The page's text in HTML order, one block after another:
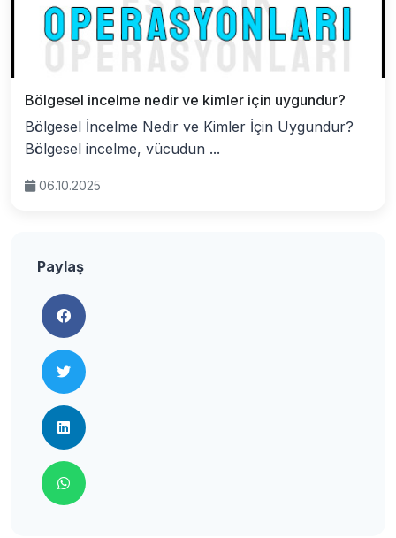
Bölgesel incelme nedir ve kimler için uygundur?
Bölgesel İncelme Nedir ve Kimler İçin Uygundur?
Bölgesel incelme, vücudun ...
06.10.2025
Paylaş